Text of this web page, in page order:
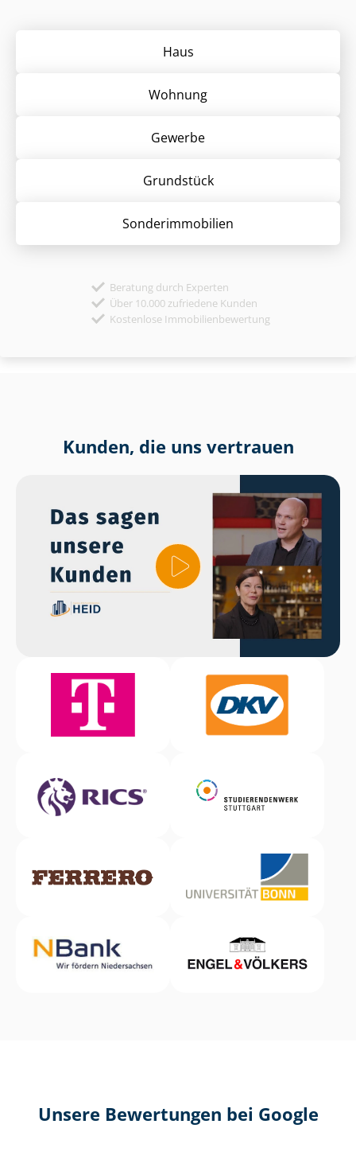
Haus
Wohnung
Gewerbe
Grund­stück
Sonder­immobilien
Beratung durch Experten
Über 10.000 zufriedene Kunden
Kostenlose Immobilienbewertung
Kunden, die uns vertrauen
Unsere Bewertungen bei Google